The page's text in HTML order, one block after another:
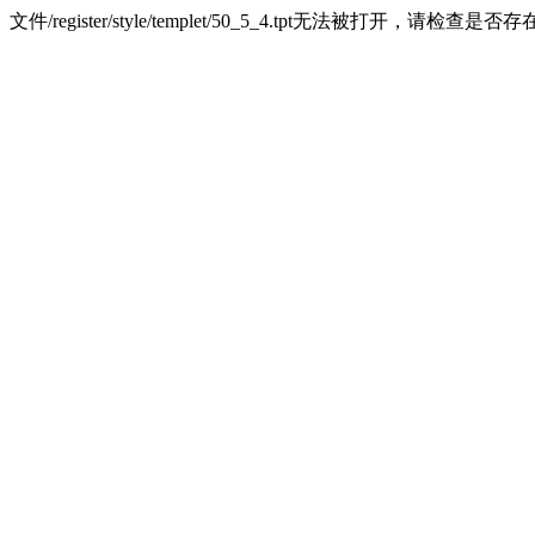
文件/register/style/templet/50_5_4.tpt无法被打开，请检查是否存